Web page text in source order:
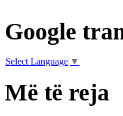
Google
Select Language ▼
Më të reja